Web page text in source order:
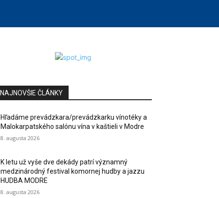
NAJNOVŠIE ČLÁNKY
Hľadáme prevádzkara/prevádzkarku vínotéky a
Malokarpatského salónu vína v kaštieli v Modre
8. augusta 2026
K letu už vyše dve dekády patrí významný
medzinárodný festival komornej hudby a jazzu
HUDBA MODRE
8. augusta 2026